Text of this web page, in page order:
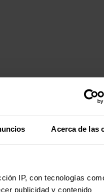
Acerca de las
IP, con tecnologías
publicidad y contenido